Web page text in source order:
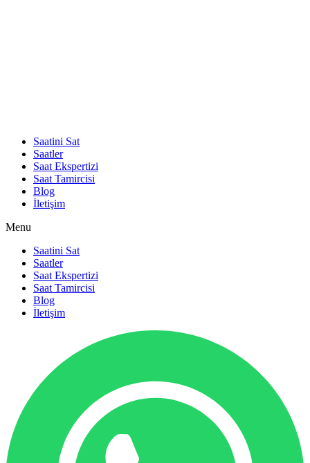
Saatini Sat
Saatler
Saat Ekspertizi
Saat Tamircisi
Blog
İletişim
Menu
Saatini Sat
Saatler
Saat Ekspertizi
Saat Tamircisi
Blog
İletişim